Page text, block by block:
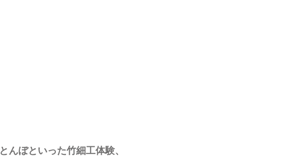
んぼといった竹細工体験、